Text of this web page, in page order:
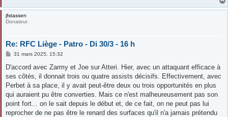
jfstassen
Donateur
Re: RFC Liège - Patro - Di 30/3 - 16 h
M
s
a
g
31 mars 2025, 15:32
D'accord avec Zarmy et Joe sur Atteri. Hier, avec un attaquant efficace à
ses côtés, il donnait trois ou quatre assists décisifs. Effectivement, avec
Perbet à sa place, il y avait peut-être deux ou trois opportunités en plus
qui auraient pu être converties. Mais ce n'est malheureusement pas son
point fort... on le sait depuis le début et, de ce fait, on ne peut pas lui
reprocher de ne pas être le renard des surfaces qu'il n'a jamais prétendu